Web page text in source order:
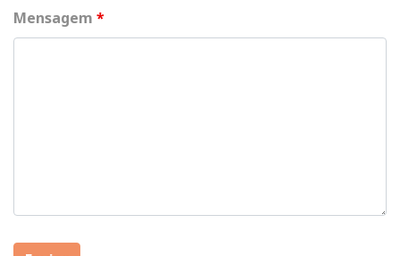
Mensagem *